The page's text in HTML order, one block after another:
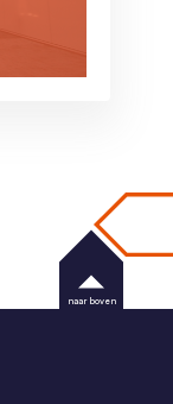
naar boven